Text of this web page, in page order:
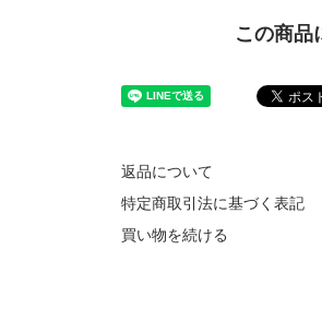
この商品
返品について
特定商取引法に基づく表記
買い物を続ける